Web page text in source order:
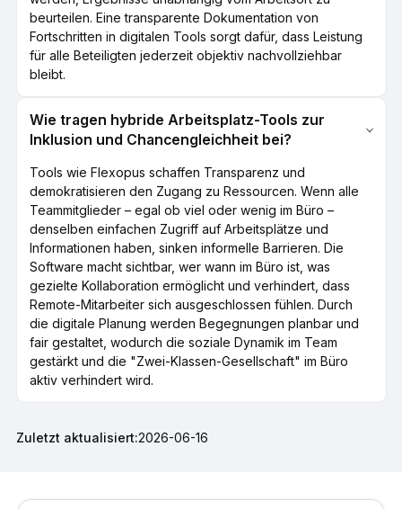
beurteilen. Eine transparente Dokumentation von
Fortschritten in digitalen Tools sorgt dafür, dass Leistung
für alle Beteiligten jederzeit objektiv nachvollziehbar
bleibt.
Wie tragen hybride Arbeitsplatz-Tools zur
Inklusion und Chancengleichheit bei?
Tools wie Flexopus schaffen Transparenz und
demokratisieren den Zugang zu Ressourcen. Wenn alle
Teammitglieder – egal ob viel oder wenig im Büro –
denselben einfachen Zugriff auf Arbeitsplätze und
Informationen haben, sinken informelle Barrieren. Die
Software macht sichtbar, wer wann im Büro ist, was
gezielte Kollaboration ermöglicht und verhindert, dass
Remote-Mitarbeiter sich ausgeschlossen fühlen. Durch
die digitale Planung werden Begegnungen planbar und
fair gestaltet, wodurch die soziale Dynamik im Team
gestärkt und die "Zwei-Klassen-Gesellschaft" im Büro
aktiv verhindert wird.
Zuletzt aktualisiert:2026-06-16